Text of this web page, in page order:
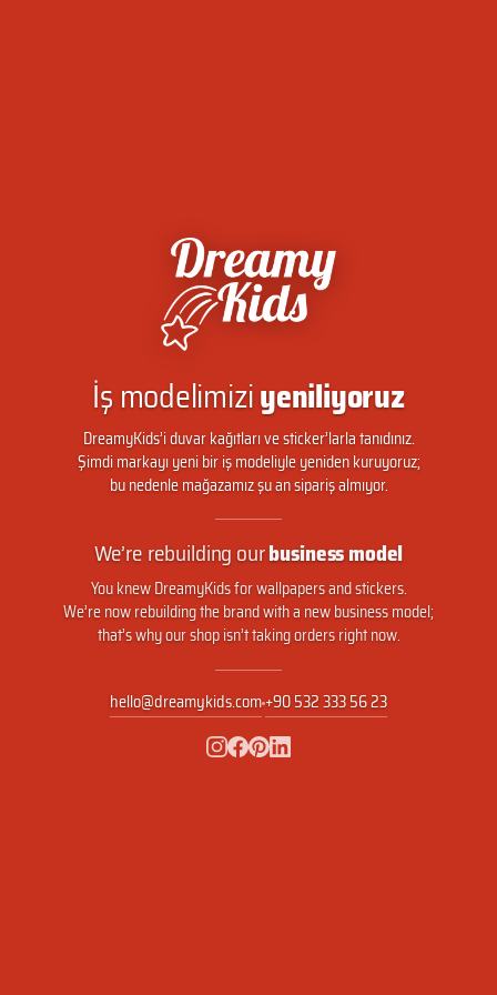
İş modelimiziyeniliyoruz
DreamyKids’i duvar kağıtları ve sticker’larla tanıdınız.
Şimdi markayı yeni bir iş modeliyle yeniden kuruyoruz;
bu nedenle mağazamız şu an sipariş almıyor.
We’re rebuilding ourbusiness model
You knew DreamyKids for wallpapers and stickers.
We’re now rebuilding the brand with a new business model;
that’s why our shop isn’t taking orders right now.
hello@dreamykids.com+90 532 333 56 23